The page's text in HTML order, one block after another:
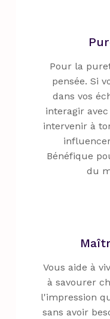
Pour la
pensée. Si
dans vos
interagir
intervenir à
Bénéfique
du
Vous aide à
à savourer
l'impression
sans avoir